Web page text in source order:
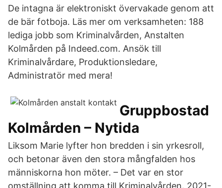
De intagna är elektroniskt övervakade genom att
de bär fotboja. Läs mer om verksamheten: 188
lediga jobb som Kriminalvården, Anstalten
Kolmården på Indeed.com. Ansök till
Kriminalvårdare, Produktionsledare,
Administratör med mera!
Gruppbostad
Kolmården – Nytida
Liksom Marie lyfter hon bredden i sin yrkesroll,
och betonar även den stora mångfalden hos
människorna hon möter. – Det var en stor
omställning att komma till Kriminalvården. 2021-